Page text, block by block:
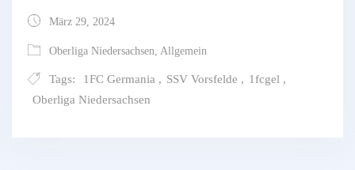
März 29, 2024
Oberliga Niedersachsen Allgemein
Tags: 1FC Germania , SSV Vorsfelde , 1fcgel ,
Oberliga Niedersachsen